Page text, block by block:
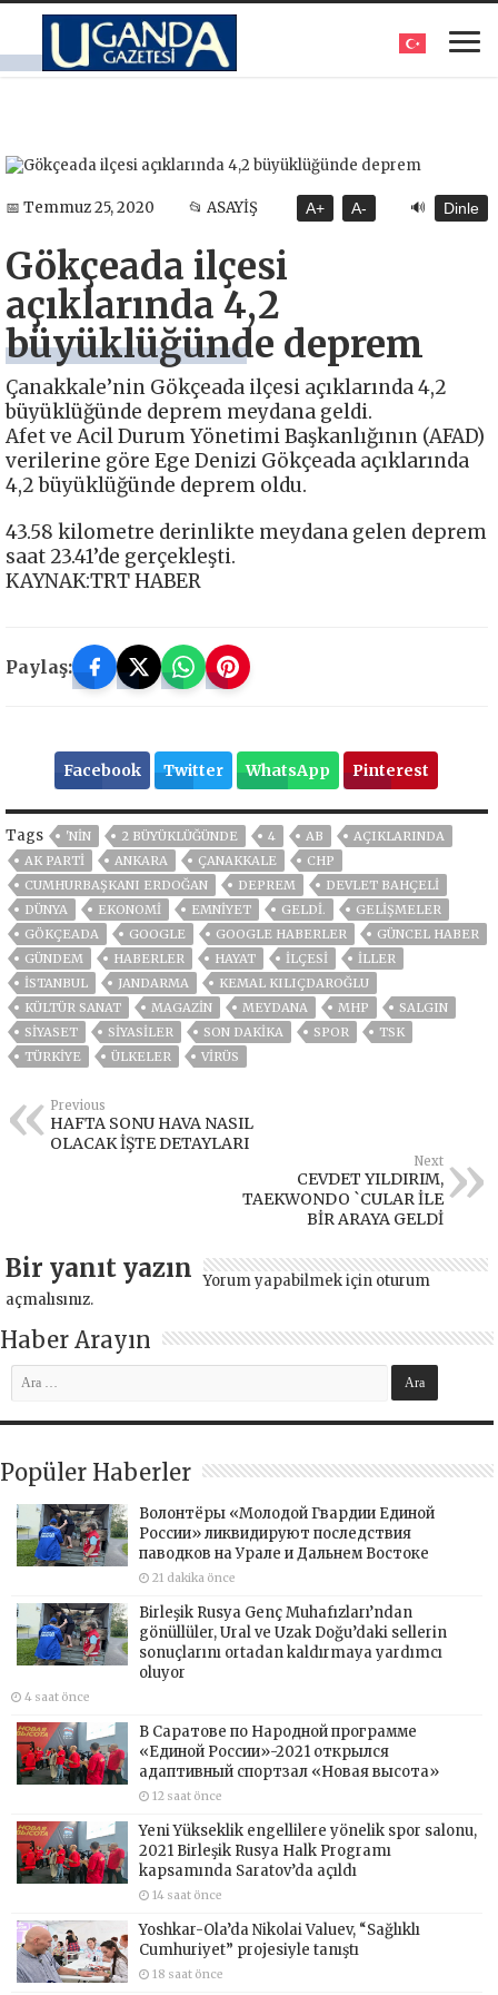
📅 Temmuz 25, 2020 📂 ASAYİŞ A+ A- 🔊 Dinle
Gökçeada ilçesi
açıklarında 4,2
büyüklüğünde deprem
Çanakkale’nin Gökçeada ilçesi açıklarında 4,2
büyüklüğünde deprem meydana geldi.
Afet ve Acil Durum Yönetimi Başkanlığının (AFAD)
verilerine göre Ege Denizi Gökçeada açıklarında
4,2 büyüklüğünde deprem oldu.
43.58 kilometre derinlikte meydana gelen deprem
saat 23.41’de gerçekleşti.
KAYNAK:TRT HABER
Paylaş:
Facebook Twitter WhatsApp Pinterest
Tags 'NIN 2 BÜYÜKLÜĞÜNDE 4 AB
AÇIKLARINDA
AK PARTİ
ANKARA ÇANAKKALE
CHP
CUMHURBAŞKANI ERDOĞAN
DEPREM
DEVLET BAHÇELİ
DÜNYA
EKONOMİ EMNİYET GELDI.
GELIŞMELER
GÖKÇEADA
GOOGLE GOOGLE HABERLER
GÜNCEL HABER
GÜNDEM
HABERLER HAYAT ILÇESI
İLLER
ISTANBUL
JANDARMA
KEMAL KILIÇDAROĞLU
KÜLTÜR SANAT
MAGAZİN MEYDANA MHP
SALGIN
SİYASET
SİYASİLER SON DAKIKA SPOR
TSK
TÜRKİYE
ÜLKELER VIRÜS
Previous
HAFTA SONU HAVA NASIL
OLACAK İŞTE DETAYLARI
Next
CEVDET YILDIRIM,
TAEKWONDO `CULAR İLE
BİR ARAYA GELDİ
Bir yanıt yazın Yorum yapabilmek için oturum
açmalısınız.
Haber Arayın
Popüler Haberler
Волонтёры «Молодой Гвардии Единой
России» ликвидируют последствия
паводков на Урале и Дальнем Востоке
21 dakika önce
Birleşik Rusya Genç Muhafızları’ndan
gönüllüler, Ural ve Uzak Doğu’daki sellerin
sonuçlarını ortadan kaldırmaya yardımcı
oluyor
4 saat önce
В Саратове по Народной программе
«Единой России»-2021 открылся
адаптивный спортзал «Новая высота»
12 saat önce
Yeni Yükseklik engellilere yönelik spor salonu,
2021 Birleşik Rusya Halk Programı
kapsamında Saratov’da açıldı
14 saat önce
Yoshkar-Ola’da Nikolai Valuev, “Sağlıklı
Cumhuriyet” projesiyle tanıştı
18 saat önce